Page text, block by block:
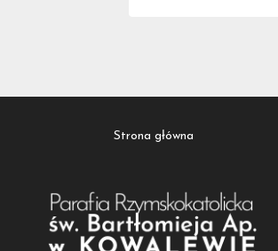
Strona główna